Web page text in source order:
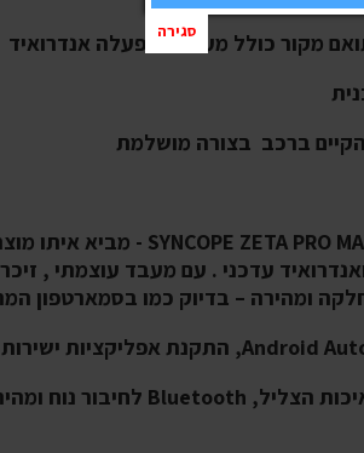
מקור כולל מערכת הפעלה אנדרואיד
ברכב בצורה מושלמת
חלקה ומהירה – בדיוק כמו בסמארטפון
סגירה